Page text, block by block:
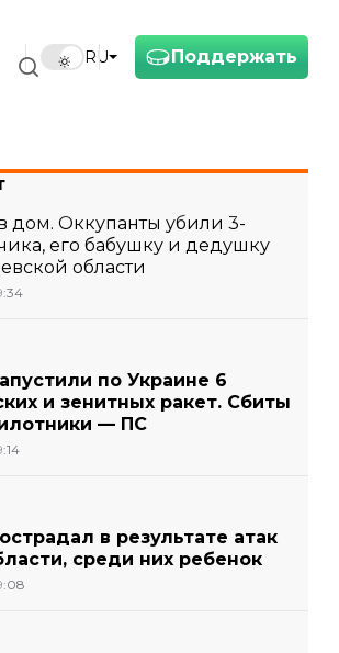
Поддержать
RU
дом. Оккупанты убили 3-
его бабушку и дедушку
области
по Украине 6
и зенитных ракет. Сбиты
— ПС
в результате атак
среди них ребенок